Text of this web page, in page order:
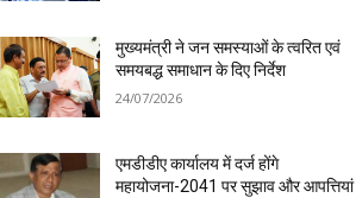
मुख्यमंत्री ने जन समस्याओं के त्वरित एवं
समयबद्ध समाधान के दिए निर्देश
24/07/2026
एमडीडीए कार्यालय में दर्ज होंगे
महायोजना-2041 पर सुझाव और आपत्तियां